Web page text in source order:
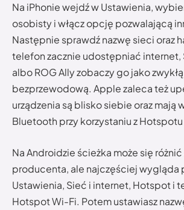
Na iPhonie wejdź w Ustawienia,
osobisty i włącz opcję pozwalającą
Następnie sprawdź nazwę sieci oraz
telefon zacznie udostępniać internet,
albo ROG Ally zobaczy go jako
bezprzewodową. Apple zaleca też
urządzenia są blisko siebie oraz mają
Bluetooth przy korzystaniu z
Na Androidzie ścieżka może się
producenta, ale najczęściej wygląda
Ustawienia, Sieć i internet, Hotspot i
Hotspot Wi-Fi. Potem ustawiasz